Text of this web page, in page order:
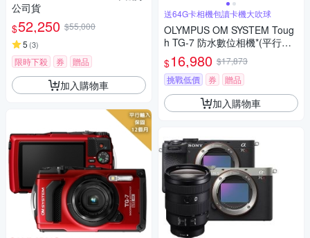
公司貨
$52,250 $55,000
5 (3)
限時下殺 券 贈品
加入購物車
送64G卡相機包讀卡機大吹球
OLYMPUS OM SYSTEM Toug
h TG-7 防水數位相機*(平行輸
入)-黑
$16,980 $17,873
挑戰低價
券 贈品
加入購物車